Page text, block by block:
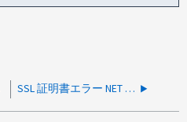
SSL 証明書エラー NET ： ERR_CERT_COMMON_NAME_INVALID